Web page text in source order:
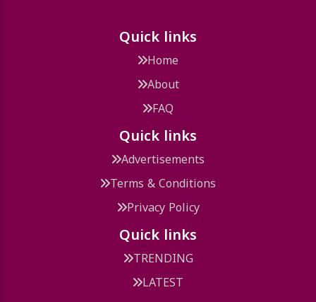
Quick links
Home
About
FAQ
Quick links
Advertisements
Terms & Conditions
Privacy Policy
Quick links
TRENDING
LATEST